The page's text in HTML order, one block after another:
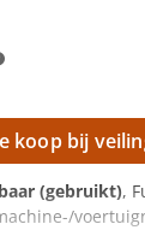
koop bij
(gebruikt),